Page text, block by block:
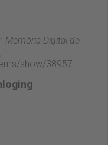
Memòria Digital de
show/38957